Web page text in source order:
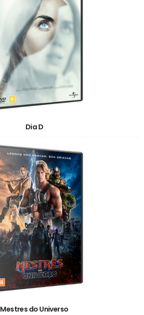
Dia D
Mestres do Universo